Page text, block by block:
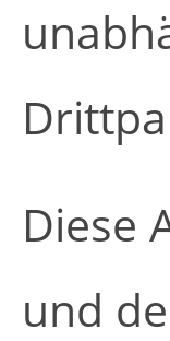
Diese
und